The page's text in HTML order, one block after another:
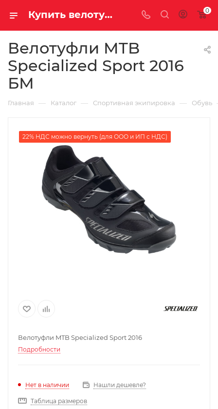
Купить велотуфли mtb specialized sport 2016 бм у официального дилера за 7890.00000000 рублей 0
Велотуфли MTB
Specialized Sport 2016
БМ
Главная — Каталог — Спортивная экипировка — Обувь
22% НДС можно вернуть (для ООО и ИП с НДС)
Велотуфли MTB Specialized Sport 2016
Подробности
Нет в наличии Нашли дешевле?
Таблица размеров